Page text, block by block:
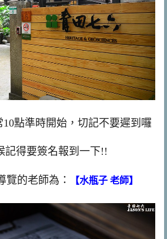
點準時開始，切記不要遲到囉
記得要簽名報到一下!!
覽的老師為： 【水瓶子 老師】